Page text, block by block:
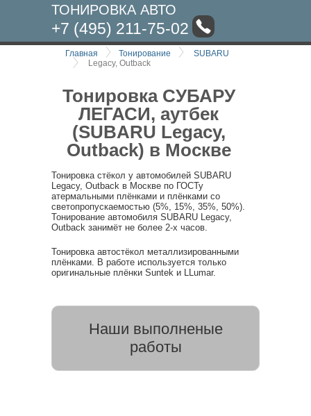
ТОНИРОВКА АВТО
+7 (495) 211-75-02
Главная Тонирование
SUBARU
Legacy, Outback
Тонировка СУБАРУ
ЛЕГАСИ, аутбек
(SUBARU Legacy,
Outback) в Москве
Тонировка стёкол у автомобилей SUBARU
Legacy, Outback в Москве по ГОСТу
атермальными плёнками и плёнками со
светопропускаемостью (5%, 15%, 35%, 50%).
Тонирование автомобиля SUBARU Legacy,
Outback занимёт не более 2-х часов.
Тонировка автостёкол металлизированными
плёнками. В работе используется только
оригинальные плёнки Suntek и LLumar.
Наши выполненые
работы